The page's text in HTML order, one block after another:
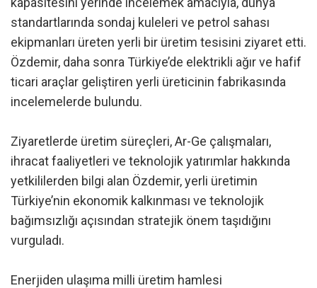
standartlarında sondaj kuleleri ve petrol sahası
ekipmanları üreten yerli bir üretim tesisini ziyaret etti.
Özdemir, daha sonra Türkiye’de elektrikli ağır ve hafif
ticari araçlar geliştiren yerli üreticinin fabrikasında
incelemelerde bulundu.
Ziyaretlerde üretim süreçleri, Ar-Ge çalışmaları,
ihracat faaliyetleri ve teknolojik yatırımlar hakkında
yetkililerden bilgi alan Özdemir, yerli üretimin
Türkiye’nin ekonomik kalkınması ve teknolojik
bağımsızlığı açısından stratejik önem taşıdığını
vurguladı.
Enerjiden ulaşıma milli üretim hamlesi